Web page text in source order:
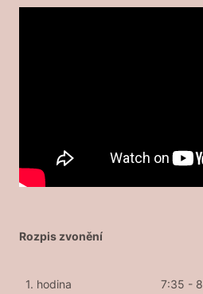
Rozpis zvonění
1. hodina 7:35 -